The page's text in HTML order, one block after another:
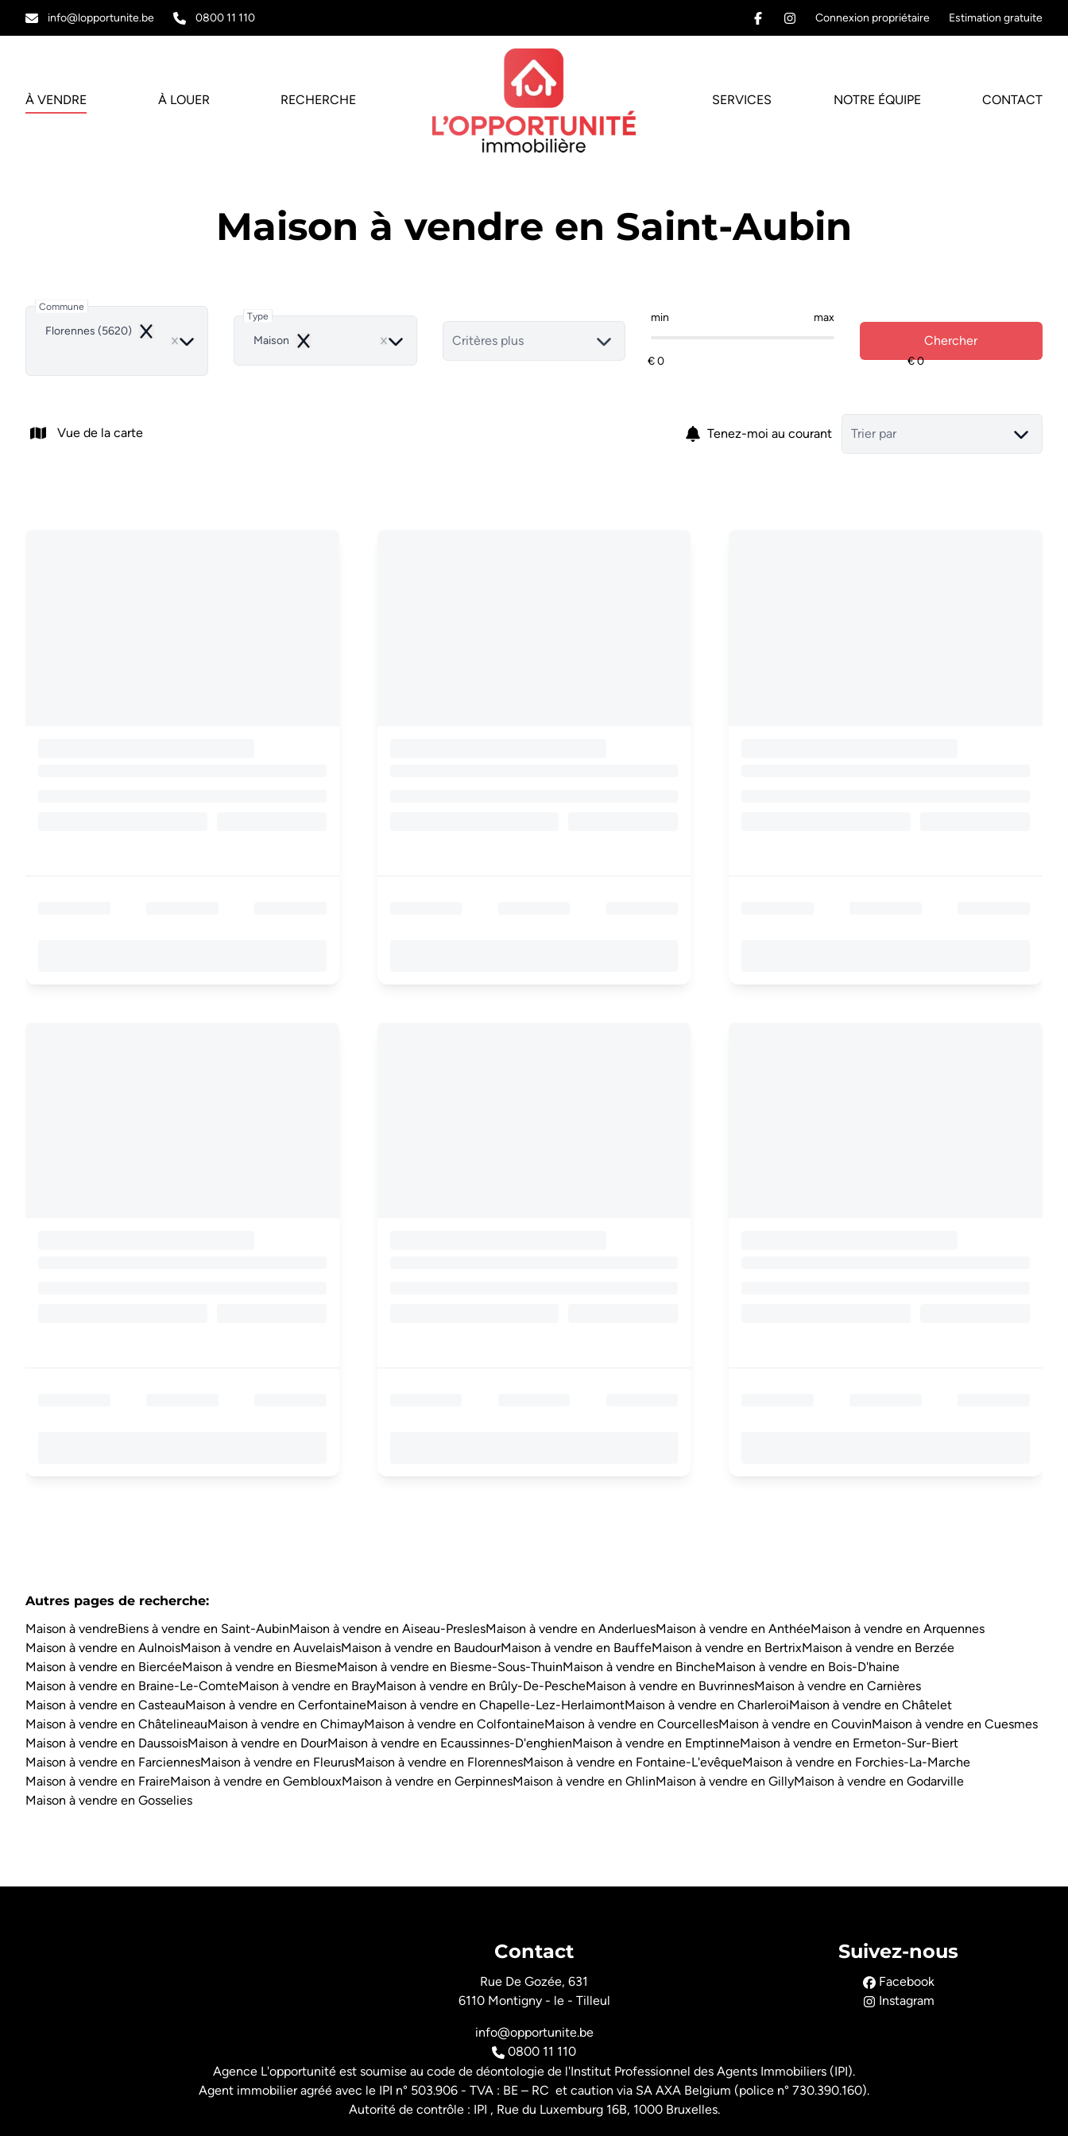
info@lopportunite.be 0800 11 110 Connexion propriétaire Estimation gratuite
À VENDRE À LOUER RECHERCHE SERVICES NOTRE ÉQUIPE CONTACT
Maison à vendre en Saint-Aubin
Commune
Florennes (5620)
Remove
Type
Maison
Remove Critères plus
min max
Chercher
Vue de la carte Tenez-moi au courant Trier par
Autres pages de recherche:
Maison à vendreBiens à vendre en Saint-AubinMaison à vendre en Aiseau-PreslesMaison à vendre en AnderluesMaison à vendre en AnthéeMaison à vendre en Arquennes
Maison à vendre en AulnoisMaison à vendre en AuvelaisMaison à vendre en BaudourMaison à vendre en BauffeMaison à vendre en BertrixMaison à vendre en Berzée
Maison à vendre en BiercéeMaison à vendre en BiesmeMaison à vendre en Biesme-Sous-ThuinMaison à vendre en BincheMaison à vendre en Bois-D'haine
Maison à vendre en Braine-Le-ComteMaison à vendre en BrayMaison à vendre en Brûly-De-PescheMaison à vendre en BuvrinnesMaison à vendre en Carnières
Maison à vendre en CasteauMaison à vendre en CerfontaineMaison à vendre en Chapelle-Lez-HerlaimontMaison à vendre en CharleroiMaison à vendre en Châtelet
Maison à vendre en ChâtelineauMaison à vendre en ChimayMaison à vendre en ColfontaineMaison à vendre en CourcellesMaison à vendre en CouvinMaison à vendre en Cuesmes
Maison à vendre en DaussoisMaison à vendre en DourMaison à vendre en Ecaussinnes-D'enghienMaison à vendre en EmptinneMaison à vendre en Ermeton-Sur-Biert
Maison à vendre en FarciennesMaison à vendre en FleurusMaison à vendre en FlorennesMaison à vendre en Fontaine-L'evêqueMaison à vendre en Forchies-La-Marche
Maison à vendre en FraireMaison à vendre en GemblouxMaison à vendre en GerpinnesMaison à vendre en GhlinMaison à vendre en GillyMaison à vendre en Godarville
Maison à vendre en Gosselies
Contact
Rue De Gozée, 631
6110 Montigny - le - Tilleul
info@opportunite.be
0800 11 110
Suivez-nous
Facebook
Instagram
Agence L'opportunité est soumise au code de déontologie de l'Institut Professionnel des Agents Immobiliers (IPI).
Agent immobilier agréé avec le IPI n° 503.906 - TVA : BE – RC et caution via SA AXA Belgium (police n° 730.390.160).
Autorité de contrôle : IPI , Rue du Luxemburg 16B, 1000 Bruxelles.